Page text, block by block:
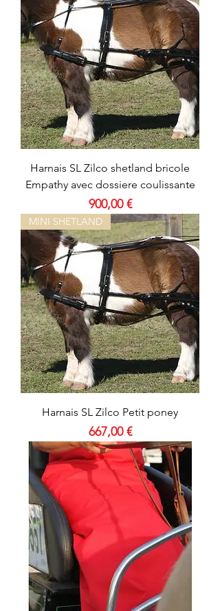
Harnais SL Zilco shetland bricole
Empathy avec dossiere coulissante
Prix
900,00 €
MINI SHETLAND
Harnais SL Zilco Petit poney
Prix
667,00 €